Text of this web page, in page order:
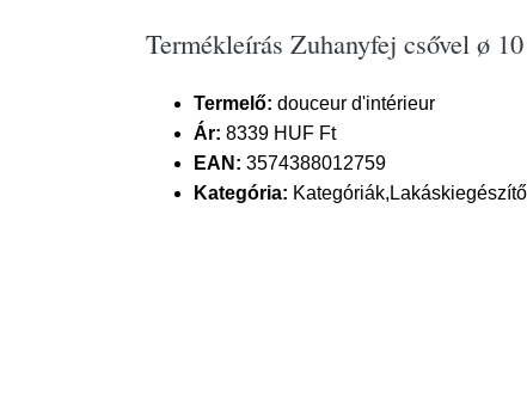
Termékleírás Zuhanyfej csővel ø
Termelő: douceur d'intérieur
Ár: 8339 HUF Ft
EAN: 3574388012759
Kategória: